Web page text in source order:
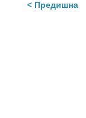
< Предишна